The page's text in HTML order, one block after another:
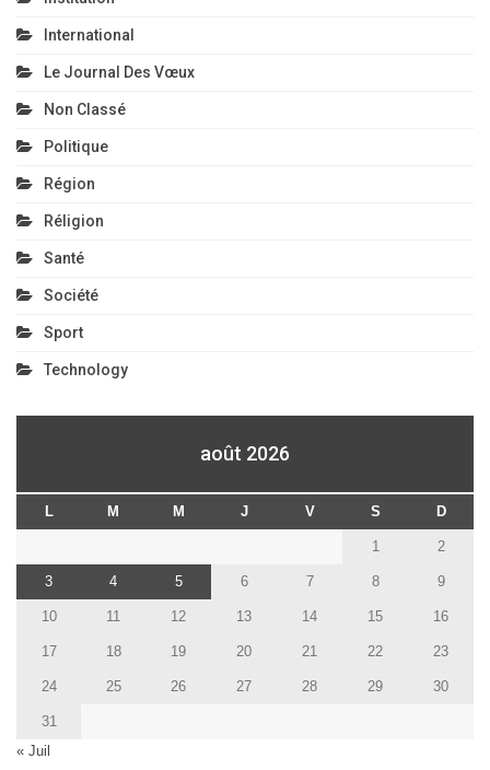
International
Le Journal Des Vœux
Non Classé
Politique
Région
Réligion
Santé
Société
Sport
Technology
août 2026
L M M J V S D
1 2
3 4 5 6 7 8 9
10 11 12 13 14 15 16
17 18 19 20 21 22 23
24 25 26 27 28 29 30
31
« Juil